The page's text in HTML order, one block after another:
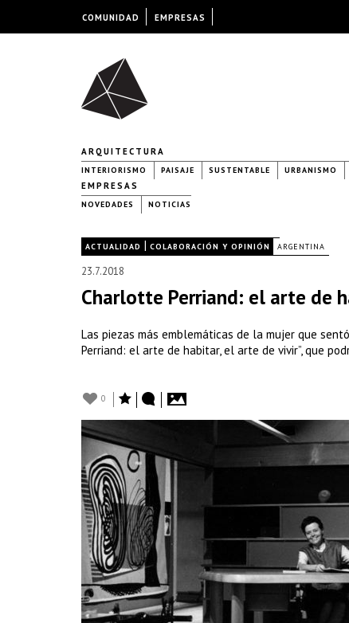
ARQUITECTURA
INTERIORISMO PAISAJE SUSTENTABLE URBANISMO
EMPRESAS
NOVEDADES NOTICIAS
ACTUALIDAD | COLABORACIÓN Y OPINIÓN ARGENTINA
23.7.2018
Charlotte Perriand: el arte de
Las piezas más emblemáticas de la mujer que
Perriand: el arte de habitar, el arte de vivir”, que
0
COMUNIDAD EMPRESAS